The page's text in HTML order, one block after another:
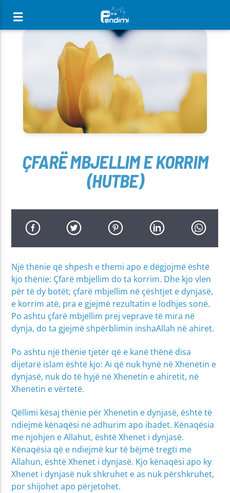
[There are no radio stations in the database]
ÇFARË MBJELLIM E KORRIM
(HUTBE)
Një thënie që shpesh e themi apo e dëgjojmë është
kjo thënie: Çfarë mbjellim do ta korrim. Dhe kjo vlen
për të dy botët; çfarë mbjellim në çështjet e dynjasë,
e korrim atë, pra e gjejmë rezultatin e lodhjes sonë.
Po ashtu çfarë mbjellim prej veprave të mira në
dynja, do ta gjejmë shpërblimin inshaAllah në ahiret.
Po ashtu një thënie tjetër që e kanë thënë disa
dijetarë islam është kjo: Ai që nuk hynë në Xhenetin e
dynjasë, nuk do të hyjë në Xhenetin e ahiretit, në
Xhenetin e vërtetë.
Qëllimi kësaj thënie për Xhenetin e dynjasë, është të
ndiejmë kënaqësi në adhurim apo ibadet. Kënaqësia
me njohjen e Allahut, është Xhenet i dynjasë.
Kënaqësia që e ndiejmë kur të bëjmë tregti me
Allahun, është Xhenet i dynjasë. Kjo kënaqësi apo ky
Xhenet i dynjasë nuk shkruhet e as nuk përshkruhet,
por shijohet apo përjetohet.